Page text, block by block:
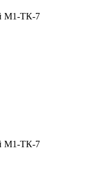
М1-ТК-7
М1-ТК-7